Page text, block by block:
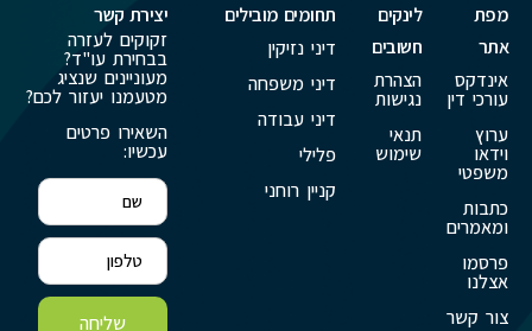
מפת
אתר
אינדקס
עורכי דין
ערוץ
וידאו
משפטי
כתבות
ומאמרים
פרסמו
אצלנו
צור קשר
לינקים
חשובים
הצהרת
נגישות
תנאי
שימוש
תחומים מובילים
דיני נזיקין
דיני משפחה
דיני עבודה
פלילי
קניין רוחני
יצירת קשר
זקוקים לעזרה
בבחירת עו"ד?
מעוניינים שנציג
מטעמנו יעזור לכם?
השאירו פרטים
עכשיו:
שליחה